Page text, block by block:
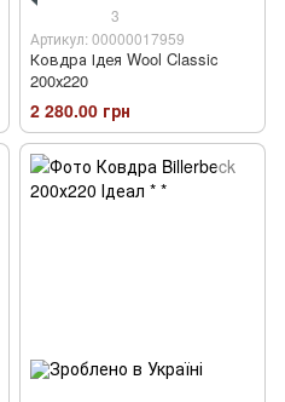
3
Артикул: 00000017959
Ковдра Ідея Wool Classic
200х220
2 280.00 грн